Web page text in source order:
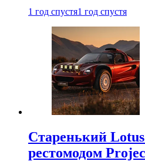
1 год спустя1 год спустя
Старенький
рестомодом